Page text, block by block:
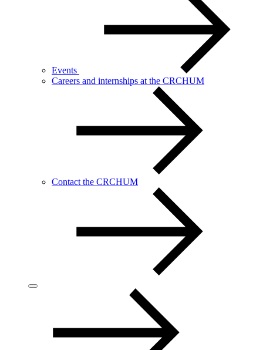
Events
Careers and internships at the CRCHUM
Contact the CRCHUM